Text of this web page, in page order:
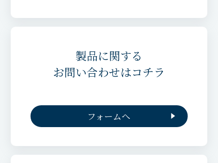
製品に関する
お問い合わせはコチラ
フォームへ